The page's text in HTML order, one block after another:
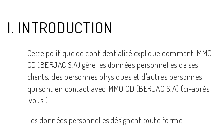
I. INTRODUCTION
Cette politique de confidentialité explique comment IMMO
CD (BERJAC S.A) gère les données personnelles de ses
clients, des personnes physiques et d'autres personnes
qui sont en contact avec IMMO CD (BERJAC S.A) (ci-après
'vous').
Les données personnelles désignent toute forme